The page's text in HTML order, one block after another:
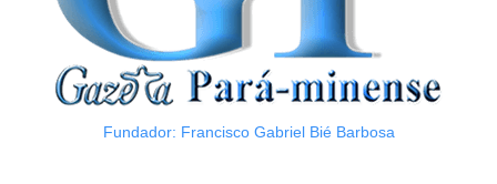
Fundador: Francisco Gabriel Bié Barbosa